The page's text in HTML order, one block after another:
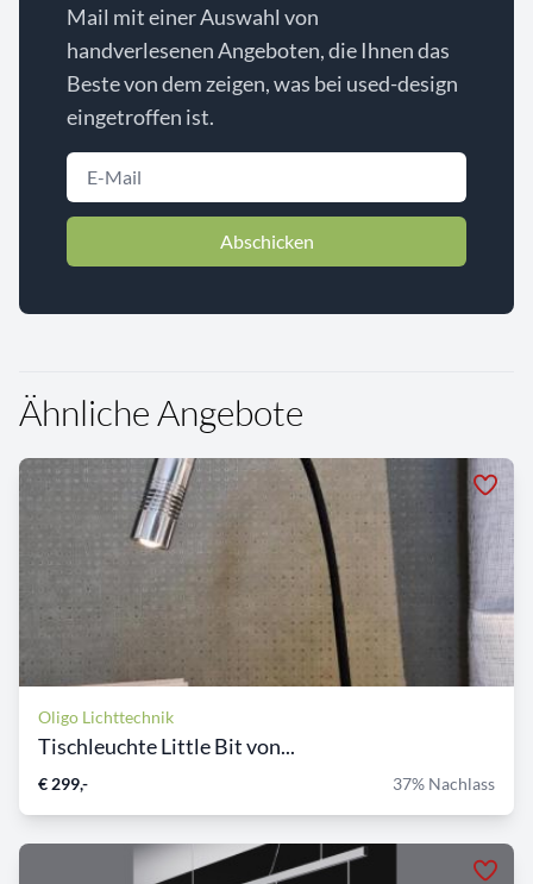
Mail mit einer Auswahl von
handverlesenen Angeboten, die Ihnen das
Beste von dem zeigen, was bei used-design
eingetroffen ist.
Abschicken
Ähnliche Angebote
Oligo Lichttechnik
Tischleuchte Little Bit von...
€ 299,- 37% Nachlass